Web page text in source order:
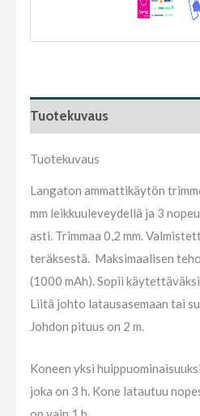
Tuotekuvaus
Tuotekuvaus
Langaton ammattikäytön
mm leikkuuleveydellä ja 3
asti. Trimmaa 0,2 mm.
teräksestä. Maksimaalisen
(1000 mAh). Sopii
Liitä johto latausasemaan tai
Johdon pituus on 2 m.
Koneen yksi
joka on 3 h. Kone latautuu